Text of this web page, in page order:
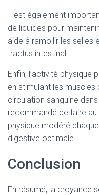
Il est également
de liquides pour
aide à ramollir les selles
tractus intestinal.
Enfin, l’activité physique
en stimulant les
circulation sanguine
recommandé de faire au
physique modéré
digestive optimale.
Conclusion
En résumé, la croyance